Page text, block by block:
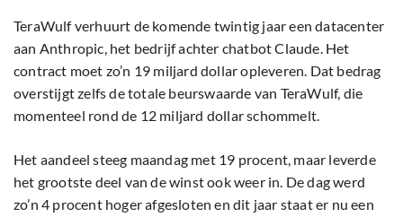
TeraWulf verhuurt de komende twintig jaar een datacenter
aan Anthropic, het bedrijf achter chatbot Claude. Het
contract moet zo’n 19 miljard dollar opleveren. Dat bedrag
overstijgt zelfs de totale beurswaarde van TeraWulf, die
momenteel rond de 12 miljard dollar schommelt.
Het aandeel steeg maandag met 19 procent, maar leverde
het grootste deel van de winst ook weer in. De dag werd
zo’n 4 procent hoger afgesloten en dit jaar staat er nu een